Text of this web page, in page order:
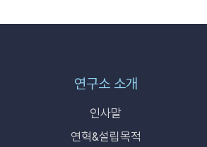
연구소 소개
인사말
연혁&설립목적